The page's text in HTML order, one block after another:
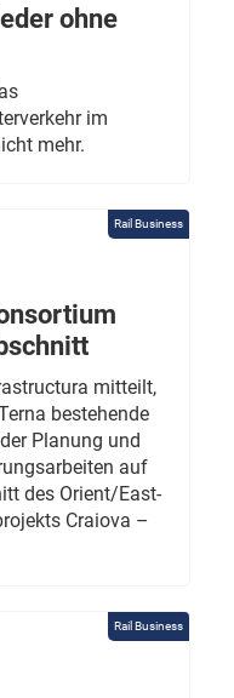
ohne
im
mehr.
Rail Business
mitteilt,
bestehende
Planung und
auf
des Orient/East-
Craiova –
Rail Business